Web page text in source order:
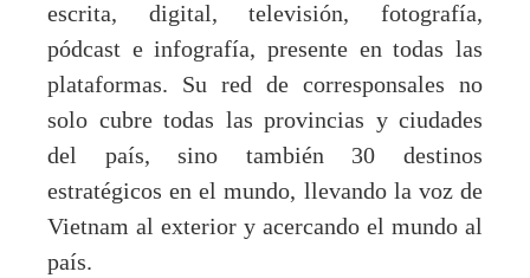
escrita, digital, televisión, fotografía,
pódcast e infografía, presente en todas las
plataformas. Su red de corresponsales no
solo cubre todas las provincias y ciudades
del país, sino también 30 destinos
estratégicos en el mundo, llevando la voz de
Vietnam al exterior y acercando el mundo al
país.